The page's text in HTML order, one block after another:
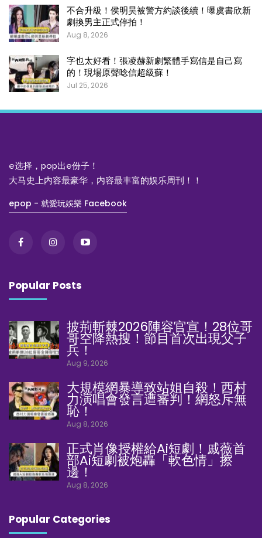
不合升級！侯明昊被警方約談後續！曝虞書欣新
劇換男主正式停拍！
Aug 8, 2026
字也太好看！張凌赫新劇繁體手寫信是自己寫
的！現場原聲唸信超級蘇！
Jul 25, 2026
e选择，pop出e份子！
大马史上内容最豪华，内容最丰富的娱乐周刊！！
epop - 就愛玩娛樂 Facebook
Popular Posts
披荊斬棘2026陣容官宣！28位哥
哥空降熱搜！節目首次出現父子
兵！
Aug 9, 2026
大規模網暴導致站姐自殺！西村
力演唱會發言遭審判！網怒斥無
恥！
Aug 8, 2026
正式肖像授權給Ai短劇！戚薇首
部Ai短劇被炮轟「軟色情」擦
邊！
Aug 8, 2026
Popular Categories